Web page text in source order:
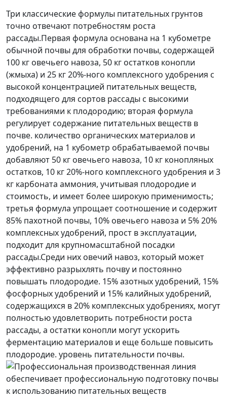
Три классические формулы питательных грунтов
точно отвечают потребностям роста
рассады.Первая формула основана на 1 кубометре
обычной почвы для обработки почвы, содержащей
100 кг овечьего навоза, 50 кг остатков конопли
(жмыха) и 25 кг 20%-ного комплексного удобрения с
высокой концентрацией питательных веществ,
подходящего для сортов рассады с высокими
требованиями к плодородию; вторая формула
регулирует содержание питательных веществ в
почве. количество органических материалов и
удобрений, на 1 кубометр обрабатываемой почвы
добавляют 50 кг овечьего навоза, 10 кг конопляных
остатков, 10 кг 20%-ного комплексного удобрения и 3
кг карбоната аммония, учитывая плодородие и
стоимость, и имеет более широкую применимость;
третья формула упрощает соотношение и содержит
85% пахотной почвы, 10% овечьего навоза и 5% 20%
комплексных удобрений, прост в эксплуатации,
подходит для крупномасштабной посадки
рассады.Среди них овечий навоз, который может
эффективно разрыхлять почву и постоянно
повышать плодородие. 15% азотных удобрений, 15%
фосфорных удобрений и 15% калийных удобрений,
содержащихся в 20% комплексных удобрениях, могут
полностью удовлетворить потребности роста
рассады, а остатки конопли могут ускорить
ферментацию материалов и еще больше повысить
плодородие. уровень питательности почвы.​